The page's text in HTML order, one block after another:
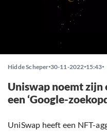
Hidde Scheper 30-11-2022 15:43
Uniswap noemt zijn
een ‘Google-
UniSwap heeft een NFT-